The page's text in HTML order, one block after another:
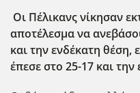
Οι Πέλικανς νίκησαν
αποτέλεσμα να
και την ενδέκατη
έπεσε στο 25-17 και την